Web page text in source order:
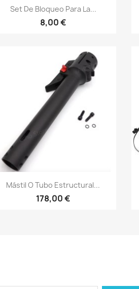
 Vista rápida
Set De Bloqueo Para La...
8,00 €
Vista rápida
Mástil O Tubo Estructural...
178,00 €